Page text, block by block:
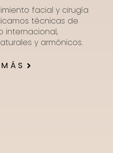
facial y cirugía
técnicas de
internacional,
y armónicos.